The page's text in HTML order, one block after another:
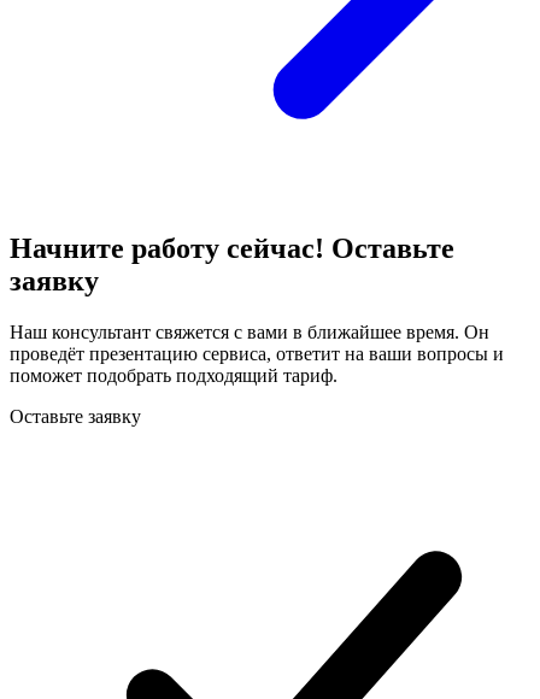
Начните работу сейчас! Оставьте
заявку
Наш консультант свяжется с вами в ближайшее время. Он
проведёт презентацию сервиса, ответит на ваши вопросы и
поможет подобрать подходящий тариф.
Оставьте заявку